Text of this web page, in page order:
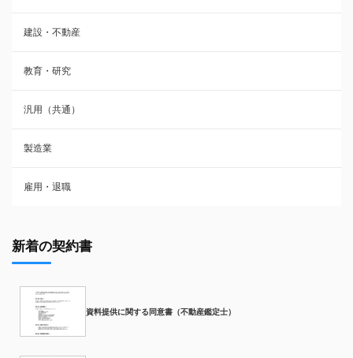
建設・不動産
教育・研究
汎用（共通）
製造業
雇用・退職
新着の契約書
資料提供に関する同意書（不動産鑑定士）